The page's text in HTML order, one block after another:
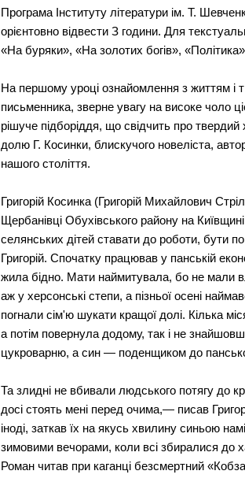
Програма Інституту літератури ім. Т.
орієнтовно відвести З години. Для
«На буряки», «На золотих богів»,
На першому уроці ознайомлення з життям і
письменника, зверне увагу на високе чоло
рішуче підборіддя, що свідчить про
долю Г. Косинки, блискучого новеліста,
нашого століття.
Григорій Косинка (Григорій Михайлович
Щербанівці Обухівського району на
селянських дітей ставати до роботи, бути
Григорій. Спочатку працював у панській
жила бідно. Мати наймитувала, бо не мали
аж у херсонські степи, а пізньої осені
погнали сім'ю шукати кращої долі. Кілька
а потім повернула додому, так і не
цукроварню, а син — поденщиком до
Та злидні не вбивали людського потягу до
досі стоять мені перед очима,— писав
іноді, заткав їх на якусь хвилину синьою
зимовими вечорами, коли всі збиралися до
Роман читав при каганці безсмертний